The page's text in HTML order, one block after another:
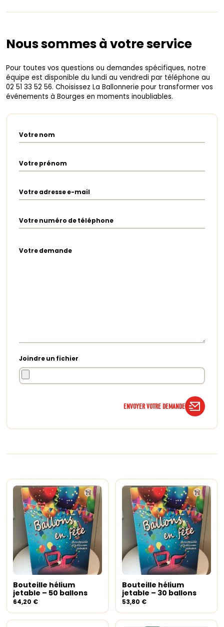
Nous sommes à votre service
Pour toutes vos questions ou demandes spécifiques, notre
équipe est disponible du lundi au vendredi par téléphone au
02 51 33 52 56. Choisissez La Ballonnerie pour transformer vos
événements à Bourges en moments inoubliables.
Votre nom
Votre prénom
Votre adresse e-mail
Votre numéro de téléphone
Votre demande
Joindre un fichier
ENVOYER VOTRE DEMANDE
Ajouter au panier
Bouteille hélium
jetable – 50 ballons
64,20 €
Ajouter au panier
Bouteille hélium
jetable – 30 ballons
53,80 €